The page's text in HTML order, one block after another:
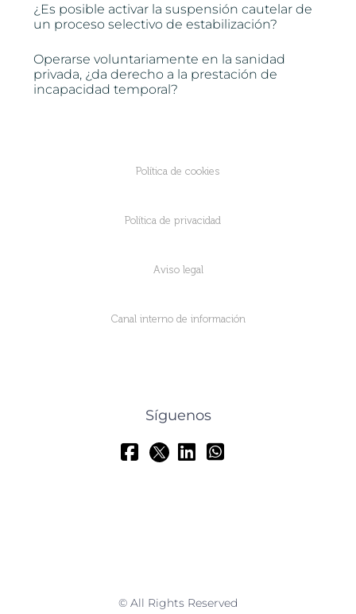
¿Es posible activar la suspensión cautelar de
un proceso selectivo de estabilización?
Operarse voluntariamente en la sanidad
privada, ¿da derecho a la prestación de
incapacidad temporal?
Política de cookies
Política de privacidad
Aviso legal
Canal interno de información
Síguenos
© All Rights Reserved